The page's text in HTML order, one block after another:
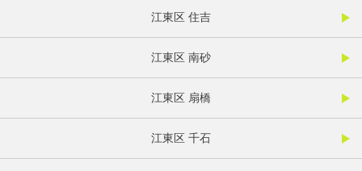
江東区 住吉
江東区 南砂
江東区 扇橋
江東区 千石